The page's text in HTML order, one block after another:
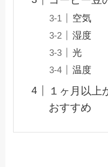
空気
湿度
光
温度
１ヶ月以上
おすすめ